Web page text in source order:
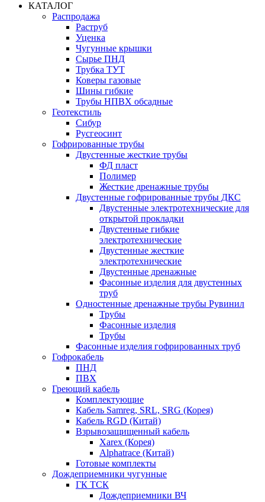
КАТАЛОГ
Распродажа
Раструб
Уценка
Чугунные крышки
Сырье ПНД
Трубка ТУТ
Коверы газовые
Шины гибкие
Трубы НПВХ обсадные
Геотекстиль
Сибур
Русгеосинт
Гофрированные трубы
Двустенные жесткие трубы
ФД пласт
Полимер
Жесткие дренажные трубы
Двустенные гофрированные трубы ДКС
Двустенные электротехнические для
открытой прокладки
Двустенные гибкие
электротехнические
Двустенные жесткие
электротехнические
Двустенные дренажные
Фасонные изделия для двустенных
труб
Одностенные дренажные трубы Рувинил
Трубы
Фасонные изделия
Трубы
Фасонные изделия гофрированных труб
Гофрокабель
ПНД
ПВХ
Греющий кабель
Комплектующие
Кабель Samreg, SRL, SRG (Корея)
Кабель RGD (Китай)
Взрывозащищенный кабель
Xarex (Корея)
Alphatrace (Китай)
Готовые комплекты
Дождеприемники чугунные
ГК ТСК
Дождеприемники ВЧ